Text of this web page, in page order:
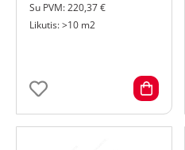
Su PVM: 220,37 €
Likutis: >10 m2